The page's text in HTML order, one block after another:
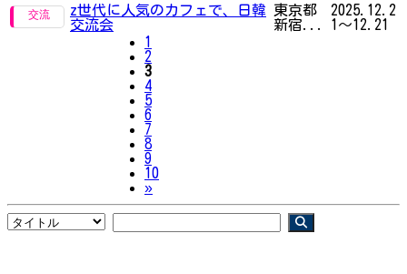
z世代に人気のカフェで、日韓
交流会
東京都
新宿...
2025.12.2
1～12.21
1
2
3
4
5
6
7
8
9
10
»Next